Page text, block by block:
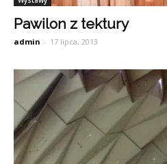
Pawilon z tektury
admin - 17 lipca, 2013